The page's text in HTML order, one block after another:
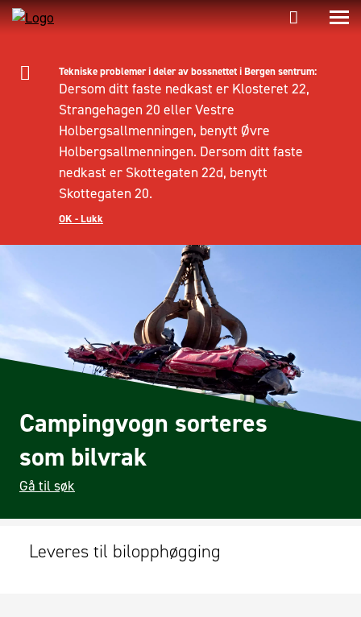
Tekniske problemer i deler av bossnettet i Bergen sentrum:
Dersom ditt faste nedkast er Klosteret 22,
Strangehagen 20 eller Vestre
Holbergsallmenningen, benytt Øvre
Holbergsallmenningen. Dersom ditt faste
nedkast er Skottegaten 22d, benytt
Skottegaten 20.
OK - Lukk
Campingvogn sorteres
som bilvrak
Gå til søk
Leveres til bilopphøgging